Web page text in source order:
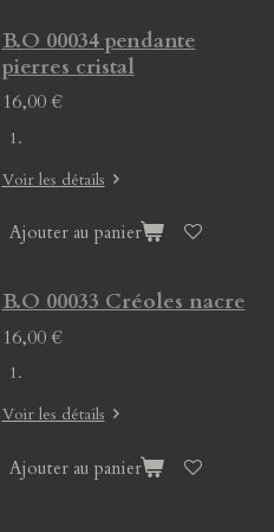
B.O 00034 pendante
pierres cristal
16,00 €
Voir les détails
Ajouter au panier
B.O 00033 Créoles nacre
16,00 €
Voir les détails
Ajouter au panier